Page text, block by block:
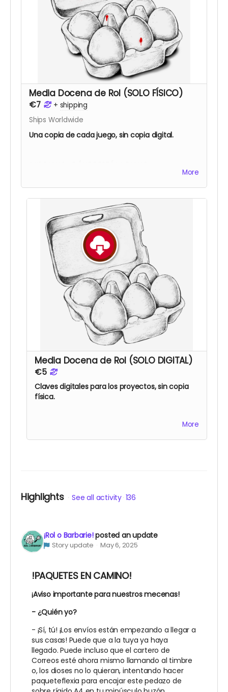
Media Docena de Rol (SOLO FÍSICO)
€7 + shipping
Ships Worldwide
Una copia de cada juego, sin copia digital.
BRAINLESS
VUELTA AL RECREO
More
Media Docena de Rol (SOLO DIGITAL)
€5
Claves digitales para los proyectos, sin copia
física.
BRAINLESS
More
Highlights See all activity 136
¡Rol o Barbarie!posted an update
Story update May 6, 2025
!PAQUETES EN CAMINO!
¡Aviso importante para nuestros mecenas!
- ¿Quién yo?
- ¡Sí, tú! ¡Los envíos están empezando a llegar a
sus casas! Puede que a la tuya ya haya
llegado. Puede incluso que el cartero de
Correos esté ahora mismo llamando al timbre
o, los dioses no lo quieran, intentando hacer
paqueteflexia para encajar este pedazo de